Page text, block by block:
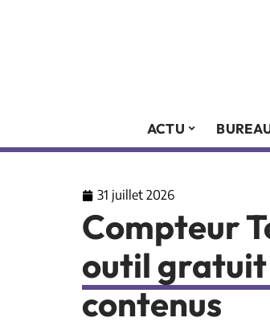
ACTU
31 juillet 2026
Compteur
outil gratuit
contenus